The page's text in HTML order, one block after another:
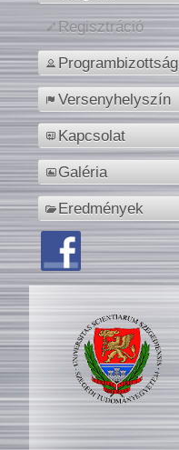
Regisztráció
Programbizottság
Versenyhelyszín
Kapcsolat
Galéria
Eredmények